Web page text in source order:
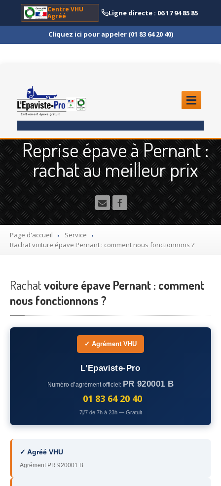
Centre VHU
Agréé
Ligne directe : 06 17 94 85 85
Cliquez ici pour appeler (01 83 64 20 40)
ENLÈVEMENTÉPAVE
Quoi?
Scooteret Moto
Camion
et Poids Lourd
Utilitaire
Dépollution de véhicule hors d’usage gratuit
Gratuit
voiture accidentée
78 – Yvelines
Reprise épave à Pernant :
rachat au meilleur prix
Page d'accueil
Service
Rachatvoiture épave Pernant : comment nous fonctionnons ?
Rachatvoiture épave Pernant : comment
nous fonctionnons ?
✓ Agrément VHU
L’Epaviste-Pro
Numéro d’agrément officiel: PR 920001 B
01 83 64 20 40
7j/7 de 7h à 23h — Gratuit
✓ Agréé VHU
Agrément PR 920001 B